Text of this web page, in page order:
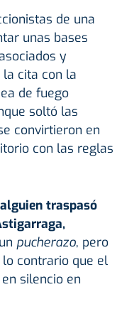
de una
unas bases
y
cita con la
de fuego
soltó las
convirtieron en
con las reglas
traspasó
pucherazo, pero
contrario que el
silencio en